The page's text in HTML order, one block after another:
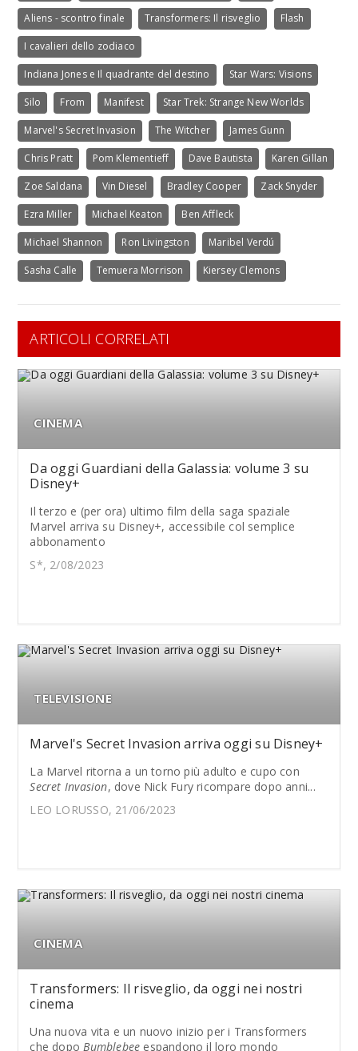
Aliens - scontro finale Transformers: Il risveglio Flash
I cavalieri dello zodiaco
Indiana Jones e Il quadrante del destino Star Wars: Visions
Silo From Manifest Star Trek: Strange New Worlds
Marvel's Secret Invasion The Witcher James Gunn
Chris Pratt Pom Klementieff Dave Bautista Karen Gillan
Zoe Saldana Vin Diesel Bradley Cooper Zack Snyder
Ezra Miller Michael Keaton Ben Affleck
Michael Shannon Ron Livingston Maribel Verdú
Sasha Calle Temuera Morrison Kiersey Clemons
ARTICOLI CORRELATI
CINEMA
Da oggi Guardiani della Galassia: volume 3 su
Disney+
Il terzo e (per ora) ultimo film della saga spaziale
Marvel arriva su Disney+, accessibile col semplice
abbonamento
S*, 2/08/2023
TELEVISIONE
Marvel's Secret Invasion arriva oggi su Disney+
La Marvel ritorna a un torno più adulto e cupo con
Secret Invasion, dove Nick Fury ricompare dopo anni...
LEO LORUSSO, 21/06/2023
CINEMA
Transformers: Il risveglio, da oggi nei nostri
cinema
Una nuova vita e un nuovo inizio per i Transformers
che dopoBumblebee espandono il loro mondo